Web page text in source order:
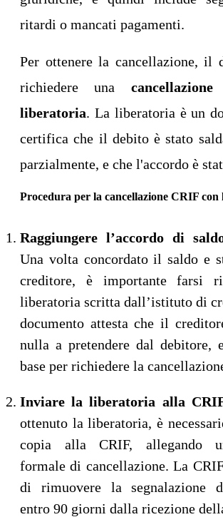
ritardi o mancati pagamenti.
Per ottenere la cancellazione, il
richiedere una
liberatoria. La liberatoria è un
certifica che il debito è stato
parzialmente, e che l'accordo è
Procedura per la cancellazione CRIF
Raggiungere l’accordo di
Una volta concordato il saldo e
creditore, è importante farsi
liberatoria scritta dall’istituto di
documento attesta che il
nulla a pretendere dal debitore,
base per richiedere la
Inviare la liberatoria alla
ottenuto la liberatoria, è
copia alla CRIF, allegando
formale di cancellazione. La
di rimuovere la segnalazione
entro 90 giorni dalla ricezione